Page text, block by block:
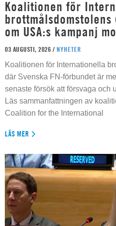
Koalitionen för
brottmålsdomstolens
om USA:s kampanj
03 AUGUSTI, 2026 / NYHETER
Koalitionen för Internationella
där Svenska FN-förbundet är
senaste försök att försvaga och
Läs sammanfattningen av
Coalition for the International
LÄS MER